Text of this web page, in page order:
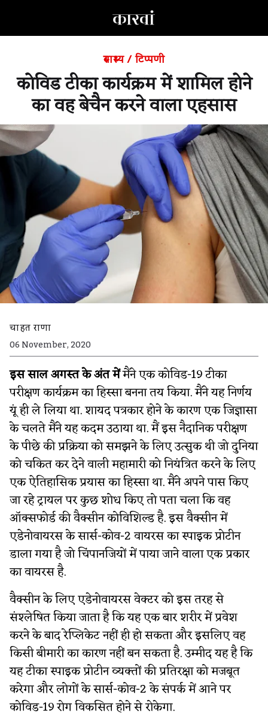
स्वास्थ्य/टिप्पणी
कोविड टीका कार्यक्रम में शामिल होने
का वह बेचैन करने वाला एहसास
चाहत राणा
06 November, 2020
इस साल अगस्त के अंत मेंमैंने एक कोविड-19 टीका
परीक्षण कार्यक्रम का हिस्सा बनना तय किया. मैंने यह निर्णय
यूं ही ले लिया था. शायद पत्रकार होने के कारण एक जिज्ञासा
के चलते मैंने यह कदम उठाया था. मैं इस नैदानिक परीक्षण
के पीछे की प्रक्रिया को समझने के लिए उत्सुक थी जो दुनिया
को चकित कर देने वाली महामारी को नियंत्रित करने के लिए
एक ऐतिहासिक प्रयास का हिस्सा था. मैंने अपने पास किए
जा रहे ट्रायल पर कुछ शोध किए तो पता चला कि वह
ऑक्सफोर्ड की वैक्सीन कोविशिल्ड है. इस वैक्सीन में
एडेनोवायरस के सार्स-कोव-2 वायरस का स्पाइक प्रोटीन
डाला गया है जो चिंपानजियों में पाया जाने वाला एक प्रकार
का वायरस है.
वैक्सीन के लिए एडेनोवायरस वेक्टर को इस तरह से
संश्लेषित किया जाता है कि यह एक बार शरीर में प्रवेश
करने के बाद रेप्लिकेट नहीं ही हो सकता और इसलिए वह
किसी बीमारी का कारण नहीं बन सकता है. उम्मीद यह है कि
यह टीका स्पाइक प्रोटीन व्यक्तों की प्रतिरक्षा को मजबूत
करेगा और लोगों के सार्स-कोव-2 के संपर्क में आने पर
कोविड-19 रोग विकसित होने से रोकेगा.